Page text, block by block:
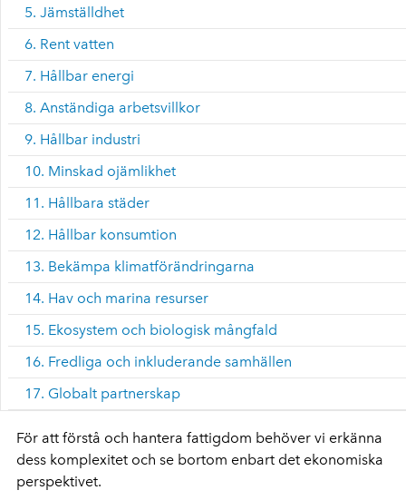
5. Jämställdhet
6. Rent vatten
7. Hållbar energi
8. Anständiga arbetsvillkor
9. Hållbar industri
10. Minskad ojämlikhet
11. Hållbara städer
12. Hållbar konsumtion
13. Bekämpa klimatförändringarna
14. Hav och marina resurser
15. Ekosystem och biologisk mångfald
16. Fredliga och inkluderande samhällen
17. Globalt partnerskap
För att förstå och hantera fattigdom behöver vi erkänna
dess komplexitet och se bortom enbart det ekonomiska
perspektivet.